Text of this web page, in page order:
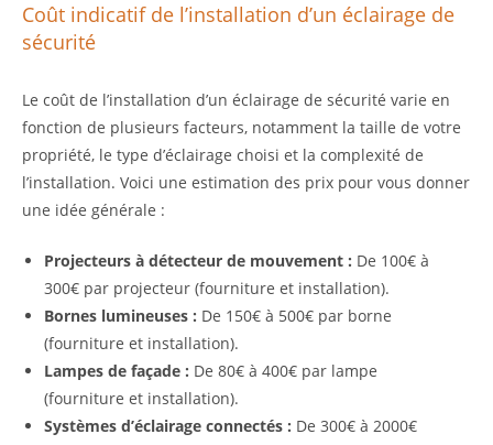
Coût indicatif de l’installation d’un éclairage de
sécurité
Le coût de l’installation d’un éclairage de sécurité varie en
fonction de plusieurs facteurs, notamment la taille de votre
propriété, le type d’éclairage choisi et la complexité de
l’installation. Voici une estimation des prix pour vous donner
une idée générale :
Projecteurs à détecteur de mouvement : De 100€ à
300€ par projecteur (fourniture et installation).
Bornes lumineuses : De 150€ à 500€ par borne
(fourniture et installation).
Lampes de façade : De 80€ à 400€ par lampe
(fourniture et installation).
Systèmes d’éclairage connectés : De 300€ à 2000€